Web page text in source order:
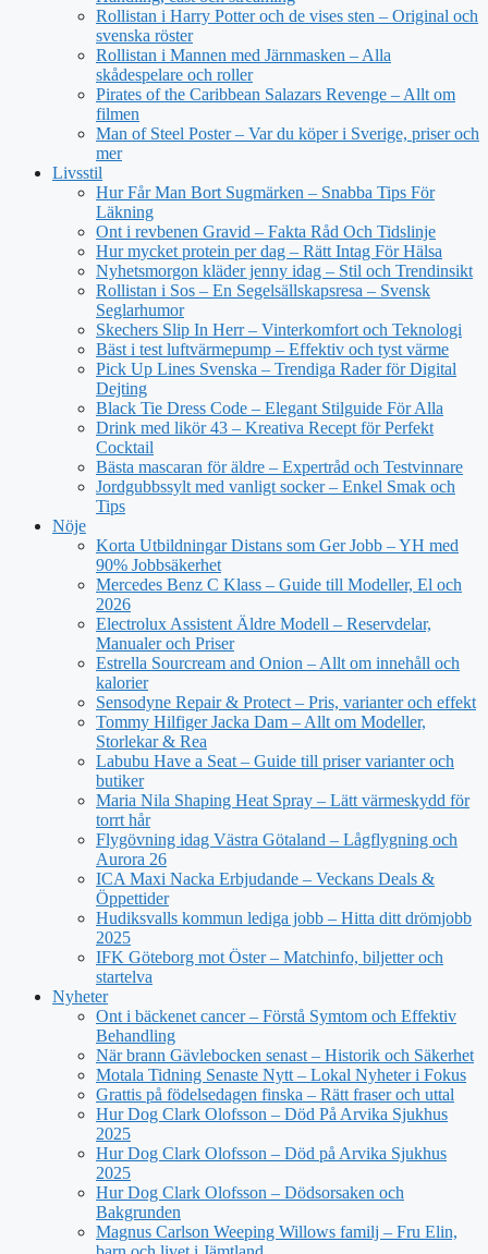
Rollistan i Harry Potter och de vises sten – Original och
svenska röster
Rollistan i Mannen med Järnmasken – Alla
skådespelare och roller
Pirates of the Caribbean Salazars Revenge – Allt om
filmen
Man of Steel Poster – Var du köper i Sverige, priser och
mer
Livsstil
Hur Får Man Bort Sugmärken – Snabba Tips För
Läkning
Ont i revbenen Gravid – Fakta Råd Och Tidslinje
Hur mycket protein per dag – Rätt Intag För Hälsa
Nyhetsmorgon kläder jenny idag – Stil och Trendinsikt
Rollistan i Sos – En Segelsällskapsresa – Svensk
Seglarhumor
Skechers Slip In Herr – Vinterkomfort och Teknologi
Bäst i test luftvärmepump – Effektiv och tyst värme
Pick Up Lines Svenska – Trendiga Rader för Digital
Dejting
Black Tie Dress Code – Elegant Stilguide För Alla
Drink med likör 43 – Kreativa Recept för Perfekt
Cocktail
Bästa mascaran för äldre – Expertråd och Testvinnare
Jordgubbssylt med vanligt socker – Enkel Smak och
Tips
Nöje
Korta Utbildningar Distans som Ger Jobb – YH med
90% Jobbsäkerhet
Mercedes Benz C Klass – Guide till Modeller, El och
2026
Electrolux Assistent Äldre Modell – Reservdelar,
Manualer och Priser
Estrella Sourcream and Onion – Allt om innehåll och
kalorier
Sensodyne Repair & Protect – Pris, varianter och effekt
Tommy Hilfiger Jacka Dam – Allt om Modeller,
Storlekar & Rea
Labubu Have a Seat – Guide till priser varianter och
butiker
Maria Nila Shaping Heat Spray – Lätt värmeskydd för
torrt hår
Flygövning idag Västra Götaland – Lågflygning och
Aurora 26
ICA Maxi Nacka Erbjudande – Veckans Deals &
Öppettider
Hudiksvalls kommun lediga jobb – Hitta ditt drömjobb
2025
IFK Göteborg mot Öster – Matchinfo, biljetter och
startelva
Nyheter
Ont i bäckenet cancer – Förstå Symtom och Effektiv
Behandling
När brann Gävlebocken senast – Historik och Säkerhet
Motala Tidning Senaste Nytt – Lokal Nyheter i Fokus
Grattis på födelsedagen finska – Rätt fraser och uttal
Hur Dog Clark Olofsson – Död På Arvika Sjukhus
2025
Hur Dog Clark Olofsson – Död på Arvika Sjukhus
2025
Hur Dog Clark Olofsson – Dödsorsaken och
Bakgrunden
Magnus Carlson Weeping Willows familj – Fru Elin,